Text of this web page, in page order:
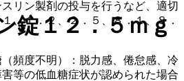
リン製剤の投与を行うなど、適切
、１．２、２．５、８．１、８．
頻度不明）：脱力感、倦怠感、冷
等の低血糖症状が認められた場合
錠１２．５ｍｇ